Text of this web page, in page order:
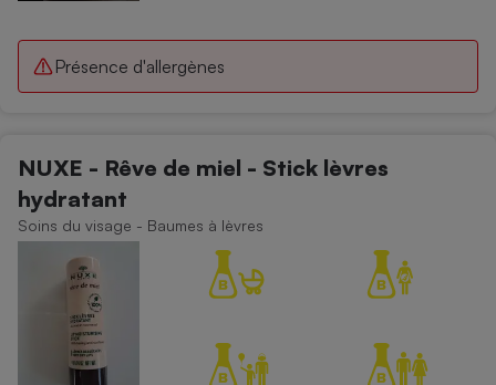
Présence d'allergènes
NUXE - Rêve de miel - Stick lèvres
hydratant
Soins du visage - Baumes à lèvres